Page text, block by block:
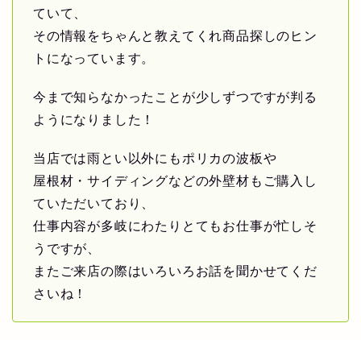
ていて、
その情報をちゃんと教えてくれ商品探しのヒン
トになっています。
今まで知らなかったことが少しずつですが判る
ようになりました！
当店では雨とい以外にもポリカの波板や
屋根材・サイディングなどの外壁材もご購入し
ていただいており、
仕事内容が多岐にわたりとてもお仕事が忙しそ
うですが、
またご来店の際はいろいろお話を聞かせてくだ
さいね！